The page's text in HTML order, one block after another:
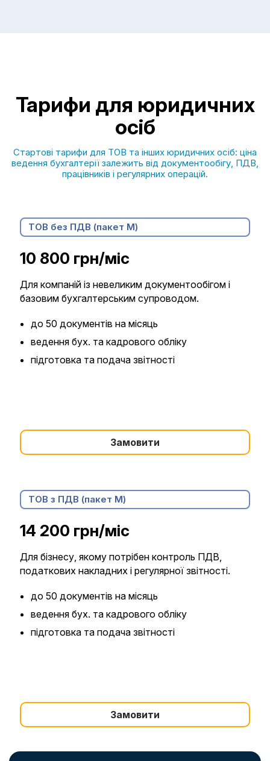
Тарифи для юридичних
осіб
Стартові тарифи для ТОВ та інших юридичних осіб: ціна
ведення бухгалтерії залежить від документообігу, ПДВ,
працівників і регулярних операцій.
ТОВ без ПДВ (пакет М)
10 800 грн/міс
Для компаній із невеликим документообігом і
базовим бухгалтерським супроводом.
до 50 документів на місяць
ведення бух. та кадрового обліку
підготовка та подача звітності
Замовити
ТОВ з ПДВ (пакет М)
14 200 грн/міс
Для бізнесу, якому потрібен контроль ПДВ,
податкових накладних і регулярної звітності.
до 50 документів на місяць
ведення бух. та кадрового обліку
підготовка та подача звітності
Замовити